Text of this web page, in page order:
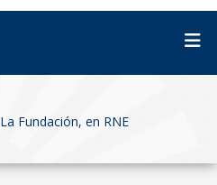
La Fundación, en RNE